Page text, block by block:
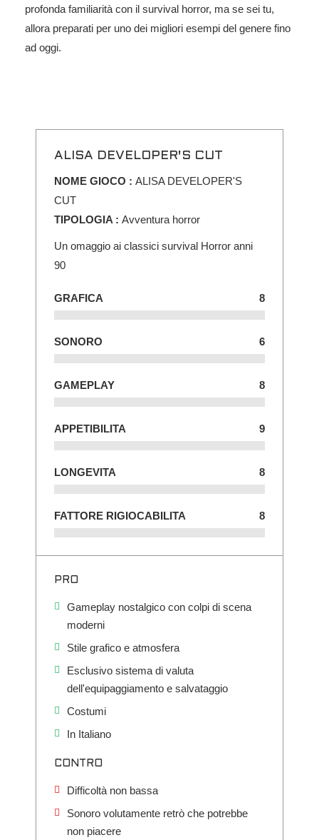
profonda familiarità con il survival horror, ma se sei tu,
allora preparati per uno dei migliori esempi del genere fino
ad oggi.
ALISA DEVELOPER'S CUT
NOME GIOCO : ALISA DEVELOPER'S
CUT
TIPOLOGIA : Avventura horror
Un omaggio ai classici survival Horror anni
90
GRAFICA 8
SONORO 6
GAMEPLAY 8
APPETIBILITA 9
LONGEVITA 8
FATTORE RIGIOCABILITA 8
PRO
Gameplay nostalgico con colpi di scena
moderni
Stile grafico e atmosfera
Esclusivo sistema di valuta
dell'equipaggiamento e salvataggio
Costumi
In Italiano
CONTRO
Difficoltà non bassa
Sonoro volutamente retrò che potrebbe
non piacere